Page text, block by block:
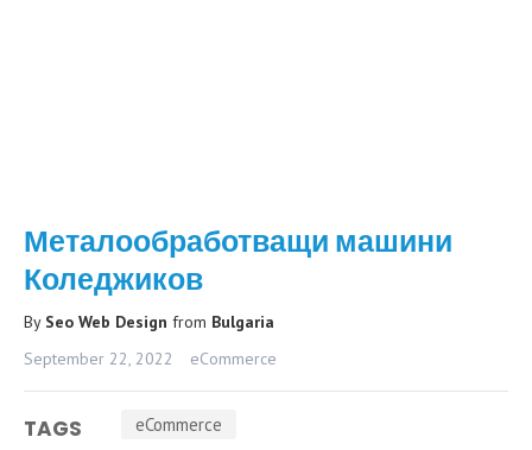
Металообработващи машини
Коледжиков
By Seo Web Design from Bulgaria
September 22, 2022
eCommerce
TAGS eCommerce